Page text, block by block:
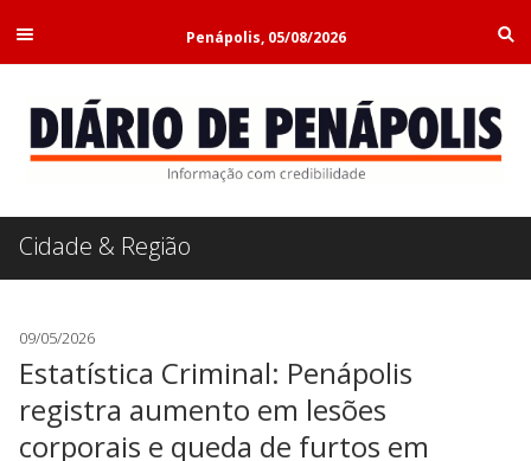
Penápolis, 05/08/2026
Cidade & Região
09/05/2026
Estatística Criminal: Penápolis
registra aumento em lesões
corporais e queda de furtos em